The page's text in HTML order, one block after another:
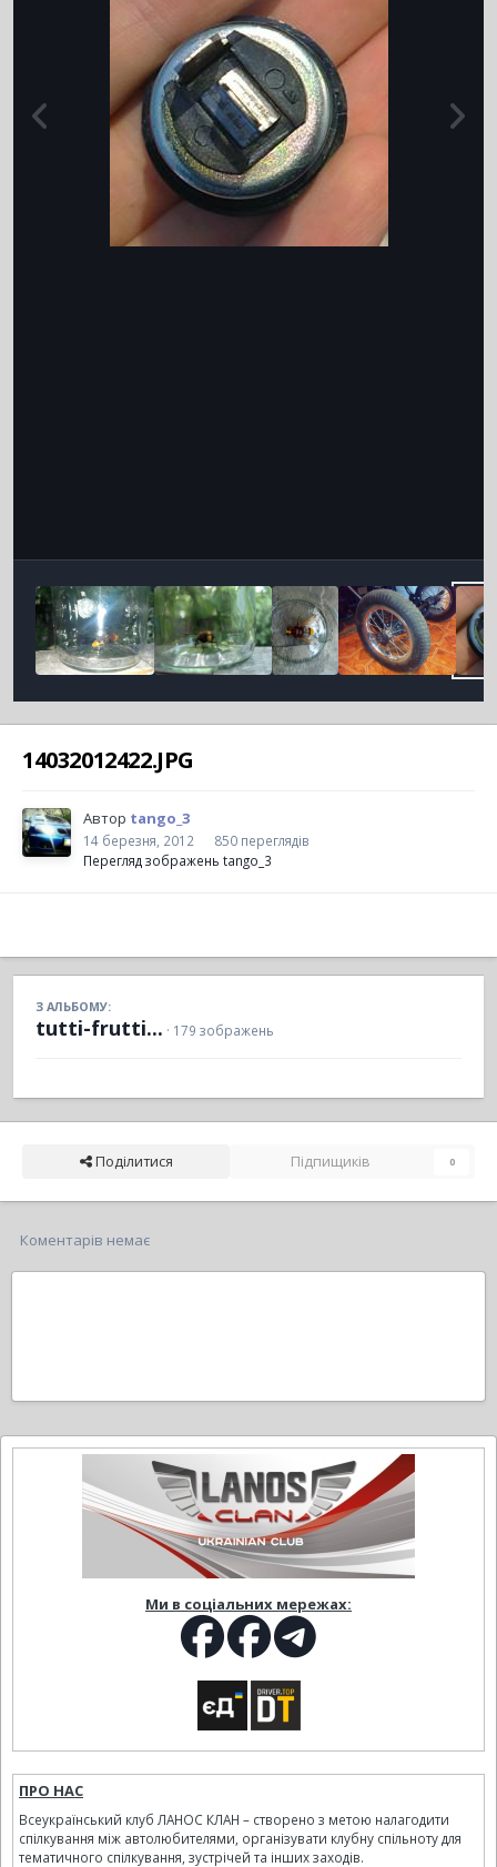
14032012422.JPG
Автор tango_3
14 березня, 2012
850 переглядів
Перегляд зображень tango_3
З АЛЬБОМУ:
tutti-frutti... · 179 зображень
Поділитися Підпищиків 0
Коментарів немає
Ми в соціальних мережах:
ПРО НАС
Всеукраїнський клуб ЛАНОС КЛАН – створено з метою налагодити
спілкування між автолюбителями, організувати клубну спільноту для
тематичного спілкування, зустрічей та інших заходів.